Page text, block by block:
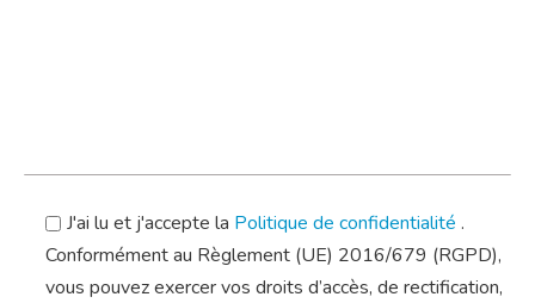
J'ai lu et j'accepte la Politique de confidentialité.
Conformément au Règlement (UE) 2016/679 (RGPD),
vous pouvez exercer vos droits d’accès, de rectification,